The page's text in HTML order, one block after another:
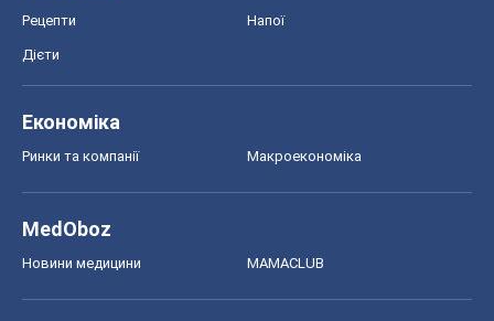
Рецепти Напої
Дієти
Економіка
Ринки та компанії Макроекономіка
MedOboz
Новини медицини MAMACLUB